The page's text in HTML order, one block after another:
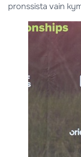
pronssista vain